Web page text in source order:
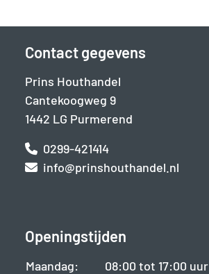
Contact gegevens
Prins Houthandel
Cantekoogweg 9
1442 LG Purmerend
0299-421414
info@prinshouthandel.nl
Openingstijden
Maandag:
08:00 tot 17:00 uur